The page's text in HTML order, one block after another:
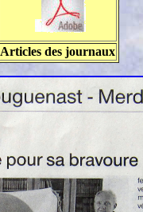
Articles des journaux